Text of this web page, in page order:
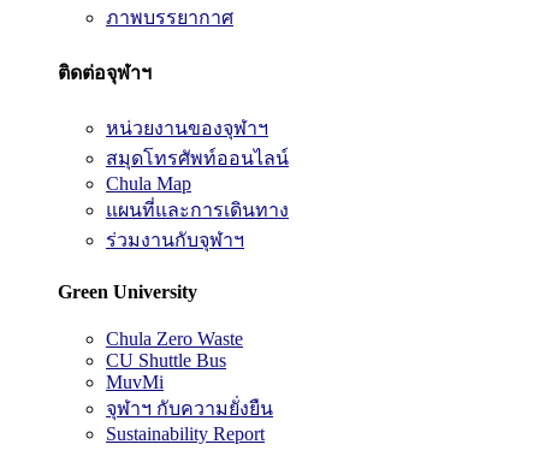
ภาพบรรยากาศ
ติดต่อจุฬาฯ
หน่วยงานของจุฬาฯ
สมุดโทรศัพท์ออนไลน์
Chula Map
แผนที่และการเดินทาง
ร่วมงานกับจุฬาฯ
Green University
Chula Zero Waste
CU Shuttle Bus
MuvMi
จุฬาฯ กับความยั่งยืน
Sustainability Report